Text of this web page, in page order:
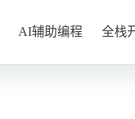
AI辅助编程 全栈